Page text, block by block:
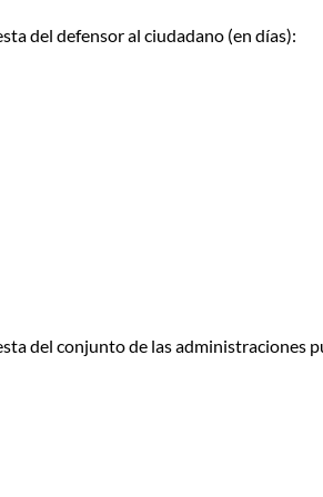
del defensor al ciudadano (en días):
del conjunto de las administraciones